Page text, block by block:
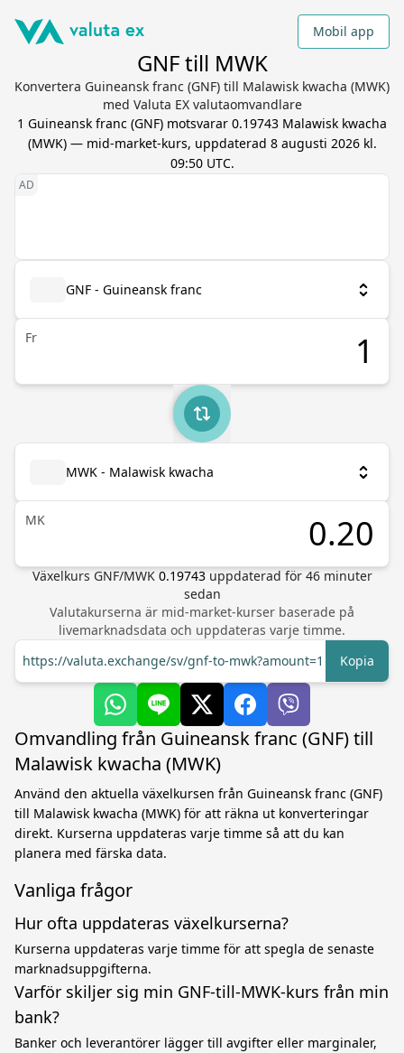
Mobil app
GNF till MWK
Konvertera Guineansk franc (GNF) till Malawisk kwacha (MWK)
med Valuta EX valutaomvandlare
1 Guineansk franc (GNF) motsvarar 0.19743 Malawisk kwacha
(MWK) — mid-market-kurs, uppdaterad 8 augusti 2026 kl.
09:50 UTC.
GNF - Guineansk franc
Fr
MWK - Malawisk kwacha
MK
Växelkurs GNF/MWK 0.19743 uppdaterad för 46minuter
sedan
Valutakurserna är mid-market-kurser baserade på
livemarknadsdata och uppdateras varje timme.
https://valuta.exchange/sv/gnf-to-mwk?amount=1
Kopia
Omvandling från Guineansk franc (GNF) till
Malawisk kwacha (MWK)
Använd den aktuella växelkursen från Guineansk franc (GNF)
till Malawisk kwacha (MWK) för att räkna ut konverteringar
direkt. Kurserna uppdateras varje timme så att du kan
planera med färska data.
Vanliga frågor
Hur ofta uppdateras växelkurserna?
Kurserna uppdateras varje timme för att spegla de senaste
marknadsuppgifterna.
Varför skiljer sig min GNF-till-MWK-kurs från min
bank?
Banker och leverantörer lägger till avgifter eller marginaler,